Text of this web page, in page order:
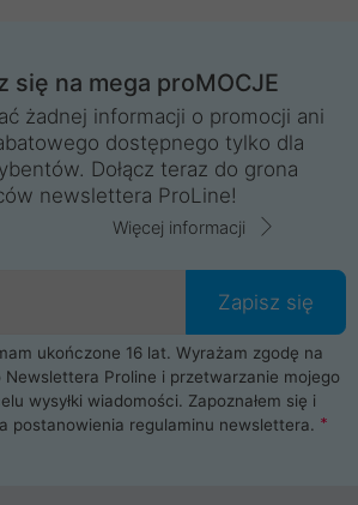
się na mega proMOCJE
żadnej informacji o promocji ani
dostępnego tylko dla
Dołącz teraz do grona
newslettera ProLine!
Więcej informacji
Zapisz się
ukończone 16 lat. Wyrażam zgodę na
Newslettera Proline i przetwarzanie mojego
wysyłki wiadomości. Zapoznałem się i
postanowienia regulaminu newslettera.